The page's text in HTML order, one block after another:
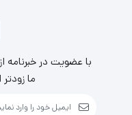
با عضویت در خبرنامه
ما